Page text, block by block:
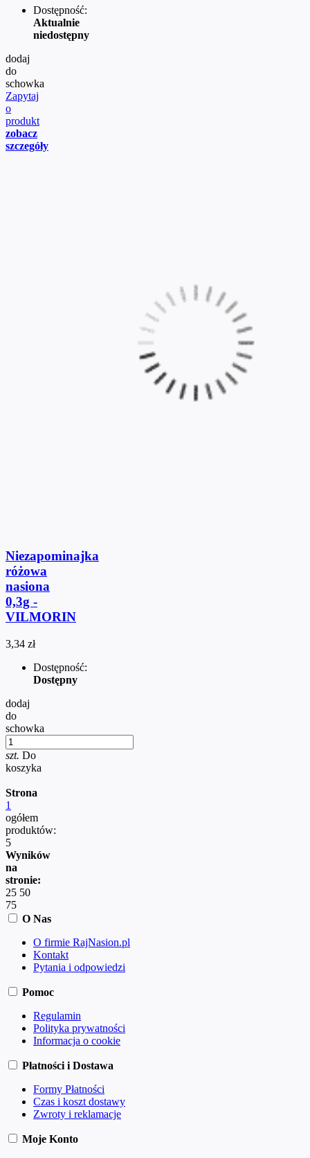
Dostępność:
Aktualnie
niedostępny
dodaj
do
schowka
Zapytaj
o
produkt
zobacz
szczegóły
Niezapominajka
różowa
nasiona
0,3g -
VILMORIN
3,34 zł
Dostępność:
Dostępny
dodaj
do
schowka
szt. Do
koszyka
Strona
1
ogółem
produktów:
5
Wyników
na
stronie:
25 50
75
O Nas
O firmie RajNasion.pl
Kontakt
Pytania i odpowiedzi
Pomoc
Regulamin
Polityka prywatności
Informacja o cookie
Płatności i Dostawa
Formy Płatności
Czas i koszt dostawy
Zwroty i reklamacje
Moje Konto